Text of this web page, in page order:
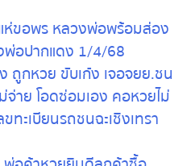
ขอพร หลวงพ่อพร้อมส่อง
พ่อปากแดง 1/4/68
ถูกหวย ขับเก๋ง เจอ
ระกันไม่จ่าย โอดซ่อมเอง
ส่อง เลขทะเบียนรถชน